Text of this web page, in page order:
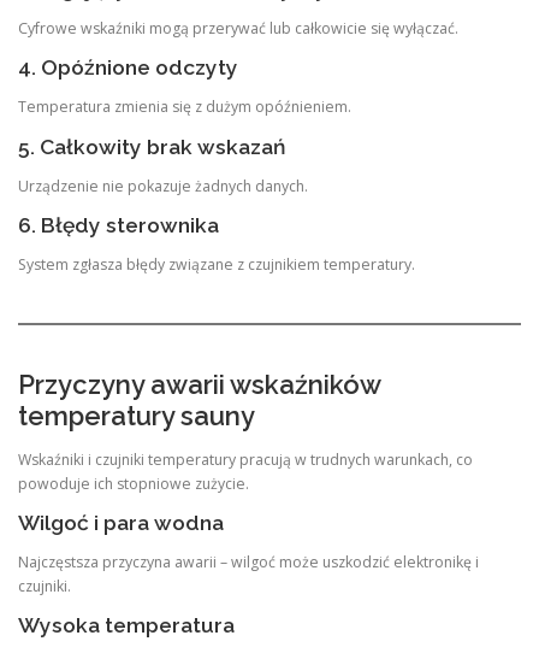
Cyfrowe wskaźniki mogą przerywać lub całkowicie się wyłączać.
4. Opóźnione odczyty
Temperatura zmienia się z dużym opóźnieniem.
5. Całkowity brak wskazań
Urządzenie nie pokazuje żadnych danych.
6. Błędy sterownika
System zgłasza błędy związane z czujnikiem temperatury.
Przyczyny awarii wskaźników
temperatury sauny
Wskaźniki i czujniki temperatury pracują w trudnych warunkach, co
powoduje ich stopniowe zużycie.
Wilgoć i para wodna
Najczęstsza przyczyna awarii – wilgoć może uszkodzić elektronikę i
czujniki.
Wysoka temperatura